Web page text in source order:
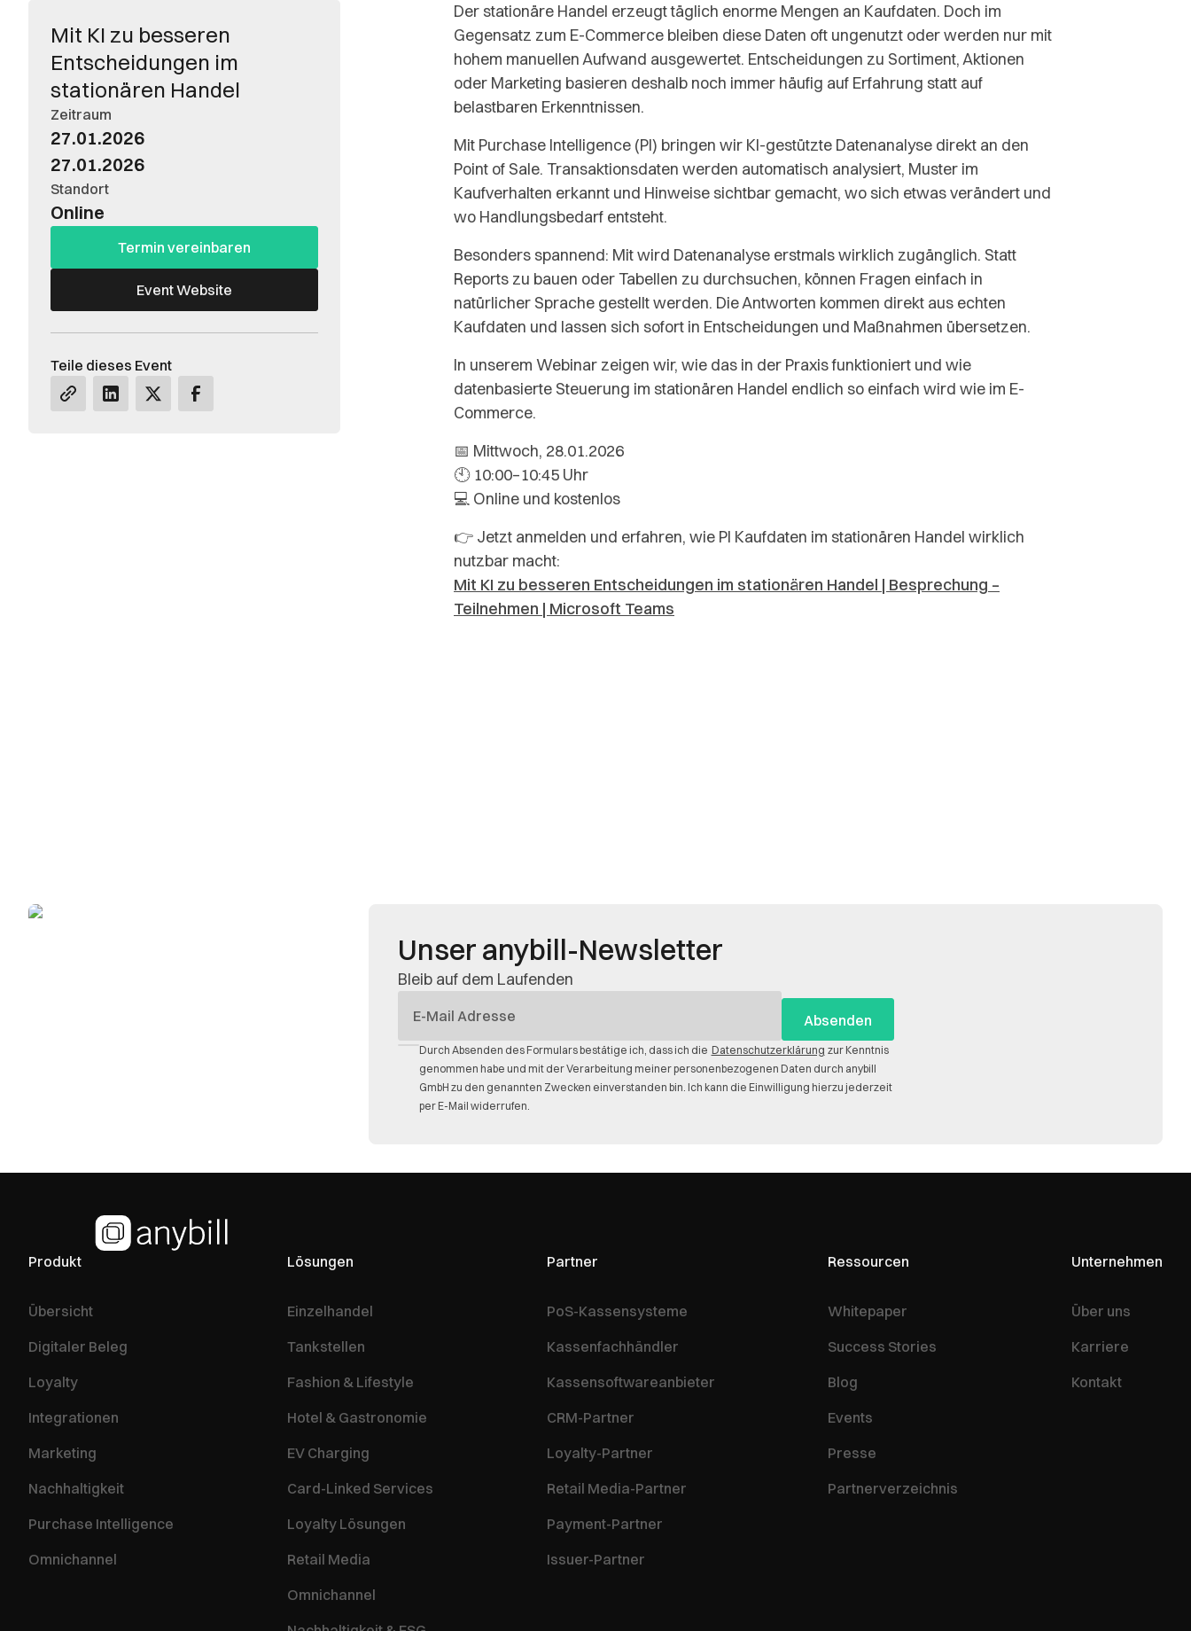
Mit KI zu besseren
Entscheidungen im
stationären Handel
Zeitraum
27.01.2026
27.01.2026
Standort
Online
Termin vereinbaren
Event Website
Teile dieses Event
Der stationäre Handel erzeugt täglich enorme Mengen an Kaufdaten. Doch im
Gegensatz zum E-Commerce bleiben diese Daten oft ungenutzt oder werden nur mit
hohem manuellen Aufwand ausgewertet. Entscheidungen zu Sortiment, Aktionen
oder Marketing basieren deshalb noch immer häufig auf Erfahrung statt auf
belastbaren Erkenntnissen.
Mit Purchase Intelligence (PI) bringen wir KI-gestützte Datenanalyse direkt an den
Point of Sale. Transaktionsdaten werden automatisch analysiert, Muster im
Kaufverhalten erkannt und Hinweise sichtbar gemacht, wo sich etwas verändert und
wo Handlungsbedarf entsteht.
Besonders spannend: Mit wird Datenanalyse erstmals wirklich zugänglich. Statt
Reports zu bauen oder Tabellen zu durchsuchen, können Fragen einfach in
natürlicher Sprache gestellt werden. Die Antworten kommen direkt aus echten
Kaufdaten und lassen sich sofort in Entscheidungen und Maßnahmen übersetzen.
In unserem Webinar zeigen wir, wie das in der Praxis funktioniert und wie
datenbasierte Steuerung im stationären Handel endlich so einfach wird wie im E-
Commerce.
📅 Mittwoch, 28.01.2026
🕙 10:00–10:45 Uhr
💻 Online und kostenlos
👉 Jetzt anmelden und erfahren, wie PI Kaufdaten im stationären Handel wirklich
nutzbar macht:
Mit KI zu besseren Entscheidungen im stationären Handel | Besprechung –
Teilnehmen | Microsoft Teams
Unser anybill-Newsletter
Bleib auf dem Laufenden
Mail
Durch Absenden des Formulars bestätige ich, dass ich die Datenschutzerklärung zur Kenntnis
genommen habe und mit der Verarbeitung meiner personenbezogenen Daten durch anybill
GmbH zu den genannten Zwecken einverstanden bin. Ich kann die Einwilligung hierzu jederzeit
per E-Mail widerrufen.
Produkt
Übersicht
Digitaler Beleg
Loyalty
Integrationen
Marketing
Nachhaltigkeit
Purchase Intelligence
Omnichannel
Lösungen
Einzelhandel
Tankstellen
Fashion & Lifestyle
Hotel & Gastronomie
EV Charging
Card-Linked Services
Loyalty Lösungen
Retail Media
Omnichannel
Partner
PoS-Kassensysteme
Kassenfachhändler
Kassensoftwareanbieter
CRM-Partner
Loyalty-Partner
Retail Media-Partner
Payment-Partner
Issuer-Partner
Ressourcen
Whitepaper
Success Stories
Blog
Events
Presse
Partnerverzeichnis
Unternehmen
Über uns
Karriere
Kontakt